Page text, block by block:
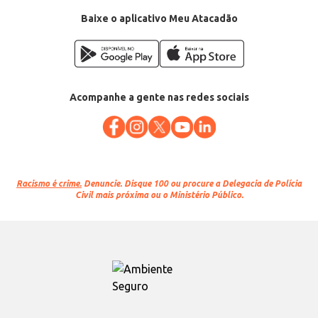
Baixe o aplicativo Meu Atacadão
Acompanhe a gente nas redes sociais
Racismo é crime. Denuncie. Disque 100 ou procure a Delegacia de Polícia
Civil mais próxima ou o Ministério Público.